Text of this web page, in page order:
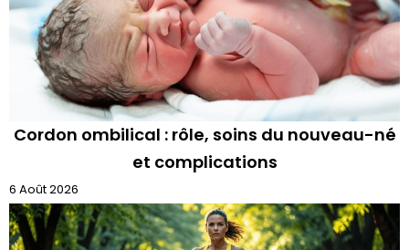
Cordon ombilical : rôle, soins du nouveau-né
et complications
6 Août 2026